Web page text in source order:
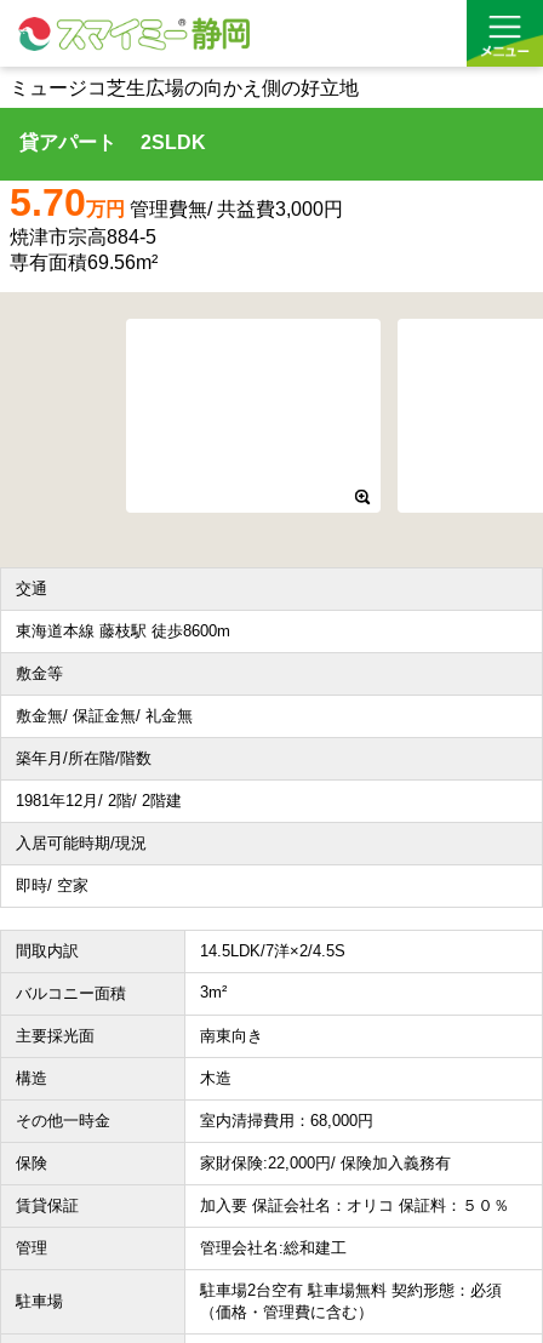
借りる
買う
お気に入り
その他、こだわり条件で探す
ミュージコ芝生広場の向かえ側の好立地
貸アパート 2SLDK
5.70万円 管理費無/ 共益費3,000円
焼津市宗高884-5
専有面積69.56m²
交通
東海道本線 藤枝駅 徒歩8600m
敷金等
敷金無/ 保証金無/ 礼金無
築年月/所在階/階数
1981年12月/ 2階/ 2階建
入居可能時期/現況
即時/ 空家
間取内訳 14.5LDK/7洋×2/4.5S
バルコニー面積 3m²
主要採光面 南東向き
構造 木造
その他一時金 室内清掃費用：68,000円
保険 家財保険:22,000円/ 保険加入義務有
賃貸保証 加入要 保証会社名：オリコ 保証料：５０％
管理 管理会社名:総和建工
駐車場
駐車場2台空有 駐車場無料 契約形態：必須
（価格・管理費に含む）